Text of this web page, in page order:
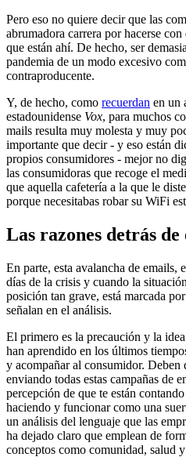
Pero eso no quiere decir que las
abrumadora carrera por hacerse
que están ahí. De hecho, ser
pandemia de un modo excesivo
contraproducente.
Y, de hecho, como recuerdan en un
estadounidense Vox, para muchos
mails resulta muy molesta y muy
importante que decir - y eso están
propios consumidores - mejor no
las consumidoras que recoge el
que aquella cafetería a la que le
porque necesitabas robar su WiFi
Las razones detrás de
En parte, esta avalancha de emails,
días de la crisis y cuando la
posición tan grave, está marcada
señalan en el análisis.
El primero es la precaución y la
han aprendido en los últimos
y acompañar al consumidor. Deben
enviando todas estas campañas de
percepción de que te están
haciendo y funcionar como una
un análisis del lenguaje que las
ha dejado claro que emplean de
conceptos como comunidad, salud